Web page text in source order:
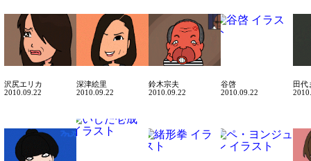
沢尻エリカ
2010.09.22
深津絵里
2010.09.22
鈴木宗夫
2010.09.22
谷啓
2010.09.22
田代